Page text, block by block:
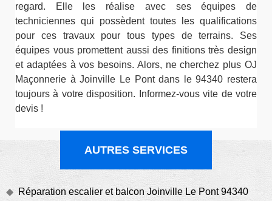
regard. Elle les réalise avec ses équipes de
techniciennes qui possèdent toutes les qualifications
pour ces travaux pour tous types de terrains. Ses
équipes vous promettent aussi des finitions très design
et adaptées à vos besoins. Alors, ne cherchez plus OJ
Maçonnerie à Joinville Le Pont dans le 94340 restera
toujours à votre disposition. Informez-vous vite de votre
devis !
AUTRES SERVICES
Réparation escalier et balcon Joinville Le Pont 94340